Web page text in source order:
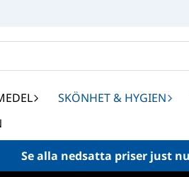
SKÖNHET & HYGIEN
Se alla nedsatta priser just